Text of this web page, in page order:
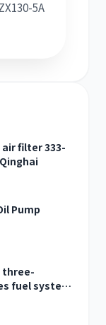
5A
air filter 333-
Pump
three-
fuel system